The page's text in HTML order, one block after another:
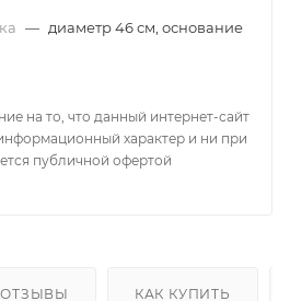
— диаметр 46 см, основание
на то, что данный интернет-сайт
характер и ни при
публичной офертой
ОТЗЫВЫ КАК КУПИТЬ